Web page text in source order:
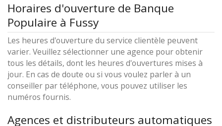
Horaires d'ouverture de Banque
Populaire à Fussy
Les heures d'ouverture du service clientèle peuvent
varier. Veuillez sélectionner une agence pour obtenir
tous les détails, dont les heures d'ouvertures mises à
jour. En cas de doute ou si vous voulez parler à un
conseiller par téléphone, vous pouvez utiliser les
numéros fournis.
Agences et distributeurs automatiques